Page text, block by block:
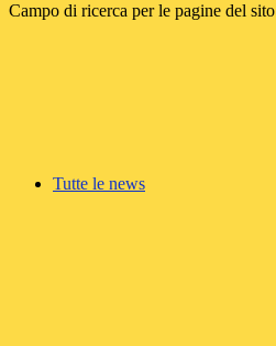
Campo di ricerca per le pagine del sito
Tutte le news